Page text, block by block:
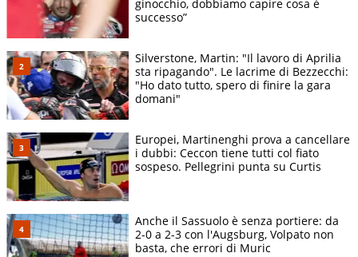
ginocchio, dobbiamo capire cosa è
successo”
Silverstone, Martin: "Il lavoro di Aprilia
sta ripagando". Le lacrime di Bezzecchi:
"Ho dato tutto, spero di finire la gara
domani"
Europei, Martinenghi prova a cancellare
i dubbi: Ceccon tiene tutti col fiato
sospeso. Pellegrini punta su Curtis
Anche il Sassuolo è senza portiere: da
2-0 a 2-3 con l'Augsburg, Volpato non
basta, che errori di Muric